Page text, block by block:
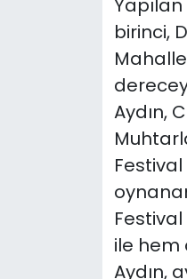
birinci,
Aydın,
ile hem
Aydın,